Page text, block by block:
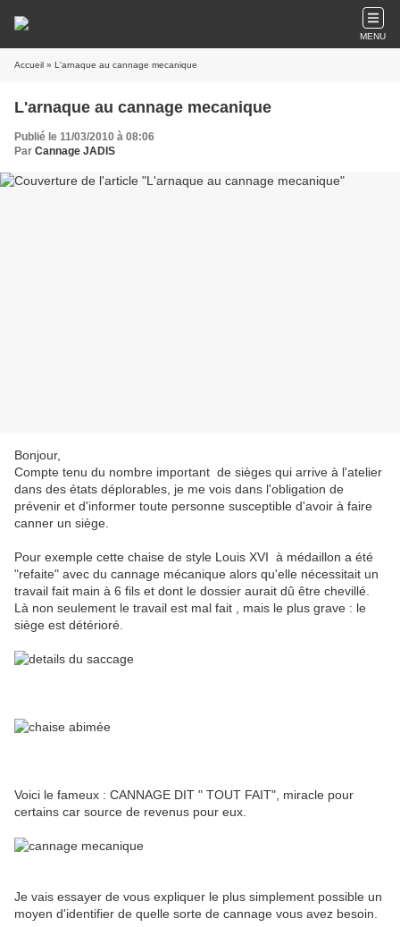
MENU
Accueil » L'arnaque au cannage mecanique
L'arnaque au cannage mecanique
Publié le 11/03/2010 à 08:06
Par Cannage JADIS
Bonjour,
Compte tenu du nombre important de sièges qui arrive à l'atelier
dans des états déplorables, je me vois dans l'obligation de
prévenir et d'informer toute personne susceptible d'avoir à faire
canner un siège.
Pour exemple cette chaise de style Louis XVI à médaillon a été
"refaite" avec du cannage mécanique alors qu'elle nécessitait un
travail fait main à 6 fils et dont le dossier aurait dû être chevillé.
Là non seulement le travail est mal fait , mais le plus grave : le
siège est détérioré.
Voici le fameux : CANNAGE DIT " TOUT FAIT", miracle pour
certains car source de revenus pour eux.
Je vais essayer de vous expliquer le plus simplement possible un
moyen d'identifier de quelle sorte de cannage vous avez besoin.